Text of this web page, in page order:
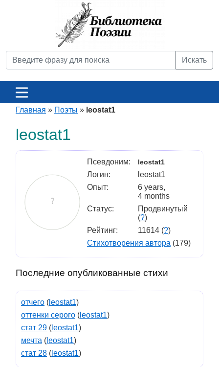
Искать
Главная » Поэты » leostat1
leostat1
Псевдоним: leostat1
Логин:
leostat1
Опыт:
6 years,
4 months
Статус:
Продвинутый
(?)
Рейтинг:
11614 (?)
Стихотворения автора (179)
Последние опубликованные стихи
отчего ( leostat1)
оттенки серого ( leostat1)
стат 29 ( leostat1)
мечта ( leostat1)
стат 28 ( leostat1)